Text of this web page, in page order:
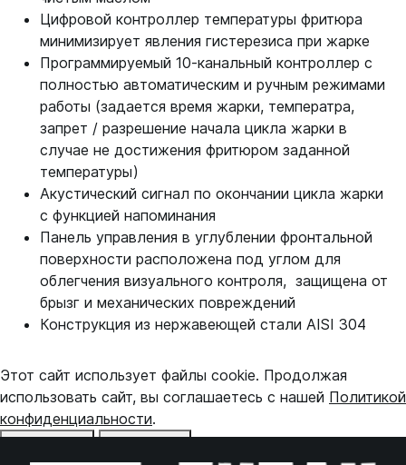
Цифровой контроллер температуры фритюра
минимизирует явления гистерезиса при жарке
Программируемый 10-канальный контроллер с
полностью автоматическим и ручным режимами
работы (задается время жарки, температра,
запрет / разрешение начала цикла жарки в
случае не достижения фритюром заданной
температуры)
Акустический сигнал по окончании цикла жарки
с функцией напоминания
Панель управления в углублении фронтальной
поверхности расположена под углом для
облегчения визуального контроля, ­ защищена от
брызг и механических повреждений
Конструкция из нержавеющей стали AISI 304
Этот сайт использует файлы cookie. Продолжая
использовать сайт, вы соглашаетесь с нашей Политикой
конфиденциальности.